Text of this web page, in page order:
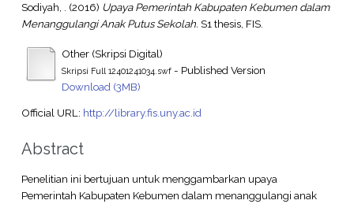
Sodiyah, . (2016) Upaya Pemerintah Kabupaten Kebumen dalam
Menanggulangi Anak Putus Sekolah. S1 thesis, FIS.
Other (Skripsi Digital)
Skripsi Full 12401241034.swf- Published Version
Download (3MB)
Official URL: http://library.fis.uny.ac.id
Abstract
Penelitian ini bertujuan untuk menggambarkan upaya
Pemerintah Kabupaten Kebumen dalam menanggulangi anak